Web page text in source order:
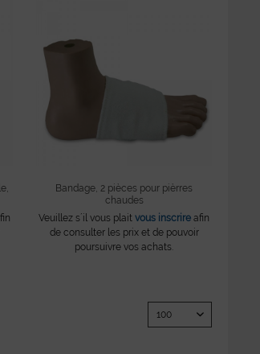
Bandage, 2 pièces pour pièrres
chaudes
Veuillez s´il vous plaitvous inscrire afin
de consulter les prix et de pouvoir
poursuivre vos achats.